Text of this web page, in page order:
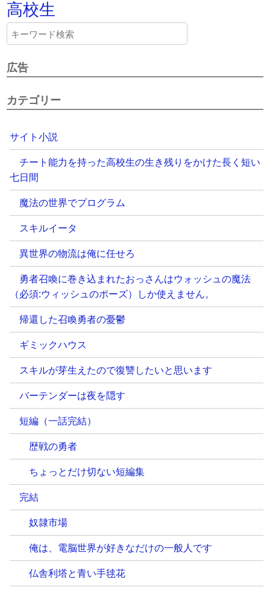
高校生
広告
カテゴリー
サイト小説
チート能力を持った高校生の生き残りをかけた長く短い
七日間
魔法の世界でプログラム
スキルイータ
異世界の物流は俺に任せろ
勇者召喚に巻き込まれたおっさんはウォッシュの魔法
（必須:ウィッシュのポーズ）しか使えません。
帰還した召喚勇者の憂鬱
ギミックハウス
スキルが芽生えたので復讐したいと思います
バーテンダーは夜を隠す
短編（一話完結）
歴戦の勇者
ちょっとだけ切ない短編集
完結
奴隷市場
俺は、電脳世界が好きなだけの一般人です
仏舎利塔と青い手毬花